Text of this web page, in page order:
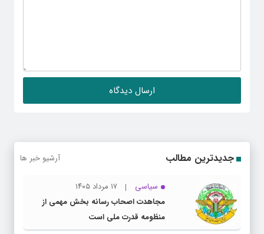
جدیدترین مطالب آرشیو خبر ها
سیاسی
۱۷ مرداد ۱۴۰۵
مجاهدت اصحاب رسانه بخش مهمی از
منظومه قدرت ملی است